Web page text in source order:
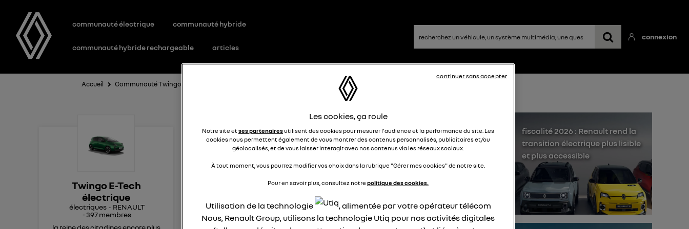
communauté électrique communauté hybride
communauté hybride rechargeable articles
connexion
Accueil Communauté Twingo E-Tech électrique
Twingo E-Tech
électrique
électriques
RENAULT
-397membres
la reine des citadines encore plus
Dysfonctionnement prise usb
ilnmrl
Je rencontré un problème de connexions usb.
Du jour au lendemain, mon port usb dysfonctionnement. Il faut
fiscalité 2026 : Renault rend la
transition électrique plus lisible
et plus accessible
Les cookies, ça roule
Notre site etses partenairesutilisent des cookies pour mesurer l'audience et la performance du site. Les
cookies nous permettent également de vous montrer des contenus personnalisés, publicitaires et/ou
géolocalisés, et de vous laisser interagir avec nos contenus via les réseaux sociaux.
À tout moment, vous pourrez modifier vos choix dans la rubrique "Gérer mes cookies" de notre site.
Pour en savoir plus, consultez notrepolitique des cookies.
Utilisation de la technologie
, alimentée par votre opérateur télécom
Nous, Renault Group, utilisons la technologie Utiq pour nos activités digitales
continuer sans accepter